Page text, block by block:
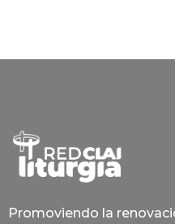
Promoviendo la